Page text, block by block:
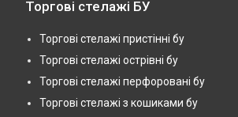
Торгові стелажі БУ
Торгові стелажі пристінні бу
Торгові стелажі острівні бу
Торгові стелажі перфоровані бу
Торгові стелажі з кошиками бу